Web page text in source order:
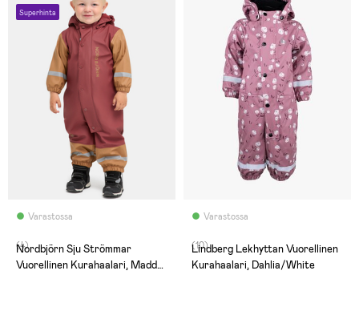
Superhinta
Varastossa
(4)
Nordbjörn Sju Strömmar
Vuorellinen Kurahaalari, Madder
Varastossa
(10)
Lindberg Lekhyttan Vuorellinen
Kurahaalari, Dahlia/White